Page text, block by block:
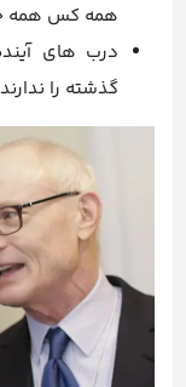
همه کس همه
درب های
گذشته را